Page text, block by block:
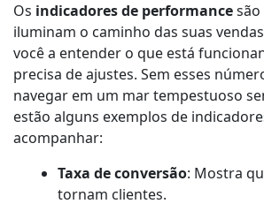
Os indicadores de performance
iluminam o caminho das suas
você a entender o que está
precisa de ajustes. Sem esses
navegar em um mar tempestuoso
estão alguns exemplos de
acompanhar:
Taxa de conversão: Mostra
tornam clientes.